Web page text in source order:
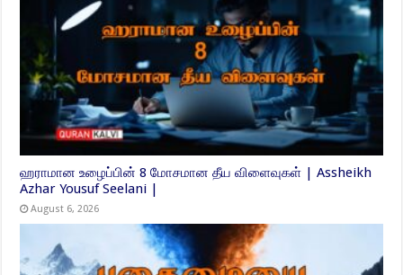
ஹராமான உழைப்பின் 8 மோசமான தீய விளைவுகள் | Assheikh
Azhar Yousuf Seelani |
August 6, 2026